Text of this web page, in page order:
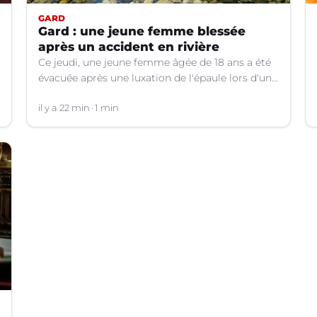
GARD
Gard : une jeune femme blessée
après un accident en rivière
Ce jeudi, une jeune femme âgée de 18 ans a été
évacuée après une luxation de l'épaule lors d'un
Valborgne (Gard).
il y a 22 min 1 min